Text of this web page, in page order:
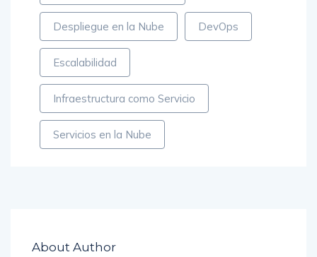
Despliegue en la Nube DevOps
Escalabilidad
Infraestructura como Servicio
Servicios en la Nube
About Author